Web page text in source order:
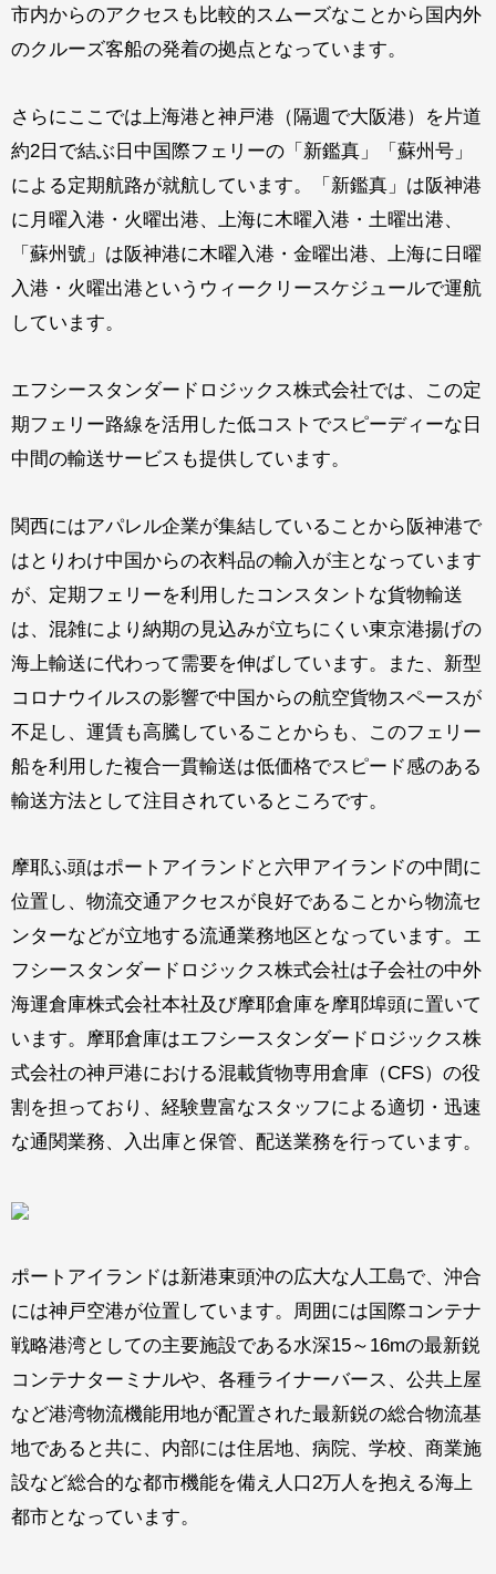
市内からのアクセスも比較的スムーズなことから国内外
のクルーズ客船の発着の拠点となっています。
さらにここでは上海港と神戸港（隔週で大阪港）を片道
約2日で結ぶ日中国際フェリーの「新鑑真」「蘇州号」
による定期航路が就航しています。「新鑑真」は阪神港
に月曜入港・火曜出港、上海に木曜入港・土曜出港、
「蘇州號」は阪神港に木曜入港・金曜出港、上海に日曜
入港・火曜出港というウィークリースケジュールで運航
しています。
エフシースタンダードロジックス株式会社では、この定
期フェリー路線を活用した低コストでスピーディーな日
中間の輸送サービスも提供しています。
関西にはアパレル企業が集結していることから阪神港で
はとりわけ中国からの衣料品の輸入が主となっています
が、定期フェリーを利用したコンスタントな貨物輸送
は、混雑により納期の見込みが立ちにくい東京港揚げの
海上輸送に代わって需要を伸ばしています。また、新型
コロナウイルスの影響で中国からの航空貨物スペースが
不足し、運賃も高騰していることからも、このフェリー
船を利用した複合一貫輸送は低価格でスピード感のある
輸送方法として注目されているところです。
摩耶ふ頭はポートアイランドと六甲アイランドの中間に
位置し、物流交通アクセスが良好であることから物流セ
ンターなどが立地する流通業務地区となっています。エ
フシースタンダードロジックス株式会社は子会社の中外
海運倉庫株式会社本社及び摩耶倉庫を摩耶埠頭に置いて
います。摩耶倉庫はエフシースタンダードロジックス株
式会社の神戸港における混載貨物専用倉庫（CFS）の役
割を担っており、経験豊富なスタッフによる適切・迅速
な通関業務、入出庫と保管、配送業務を行っています。
ポートアイランドは新港東頭沖の広大な人工島で、沖合
には神戸空港が位置しています。周囲には国際コンテナ
戦略港湾としての主要施設である水深15～16mの最新鋭
コンテナターミナルや、各種ライナーバース、公共上屋
など港湾物流機能用地が配置された最新鋭の総合物流基
地であると共に、内部には住居地、病院、学校、商業施
設など総合的な都市機能を備え人口2万人を抱える海上
都市となっています。